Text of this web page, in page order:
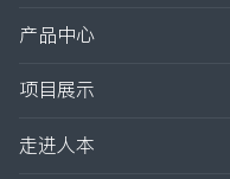
产品中心
项目展示
走进人本